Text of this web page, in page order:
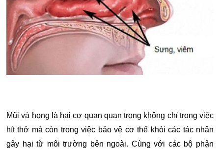
Mũi và họng là hai cơ quan quan trọng không chỉ trong việc
hít thở mà còn trong việc bảo vệ cơ thể khỏi các tác nhân
gây hại từ môi trường bên ngoài. Cùng với các bộ phận